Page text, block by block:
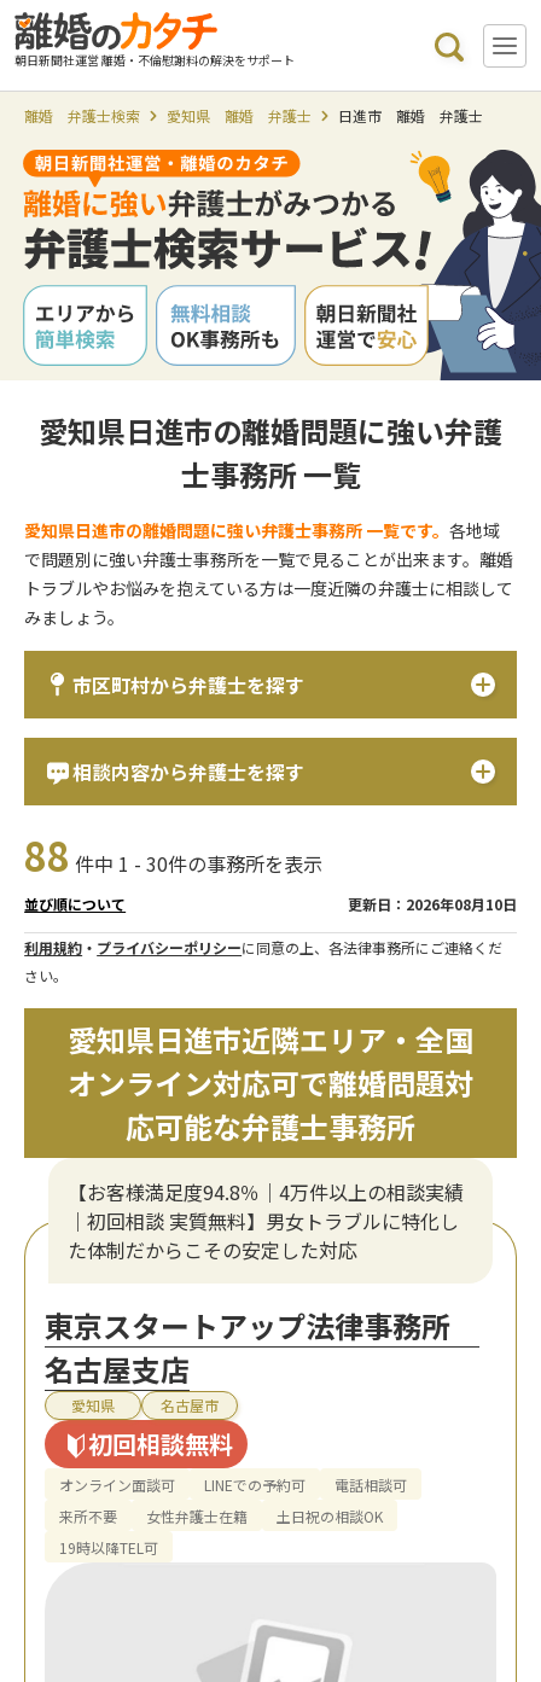
朝日新聞社運営 離婚・不倫慰謝料の解決をサポート
離婚 弁護士検索 愛知県 離婚 弁護士 日進市 離婚 弁護士
愛知県日進市の離婚問題に強い弁護
士事務所 一覧
愛知県日進市の離婚問題に強い弁護士事務所 一覧です。各地域
で問題別に強い弁護士事務所を一覧で見ることが出来ます。離婚
トラブルやお悩みを抱えている方は一度近隣の弁護士に相談して
みましょう。
市区町村から弁護士を探す
相談内容から弁護士を探す
88 件中 1 - 30件の事務所を表示
並び順について 更新日：2026年08月10日
利用規約 ・ プライバシーポリシーに同意の上、各法律事務所にご連絡くだ
さい。
愛知県日進市近隣エリア・全国
オンライン対応可で離婚問題対
応可能な弁護士事務所
【お客様満足度94.8％｜4万件以上の相談実績
｜初回相談 実質無料】男女トラブルに特化し
た体制だからこその安定した対応
東京スタートアップ法律事務所
名古屋支店
愛知県 名古屋市
初回相談無料
オンライン面談可 LINEでの予約可
電話相談可
来所不要
女性弁護士在籍
土日祝の相談OK
19時以降TEL可